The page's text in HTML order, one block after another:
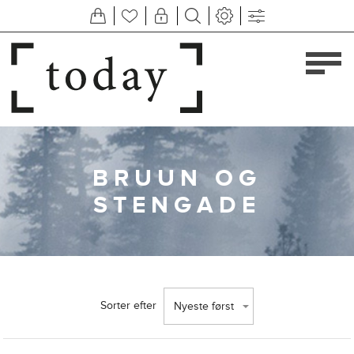
BRUUN OG
STENGADE
Sorter efter Nyeste først